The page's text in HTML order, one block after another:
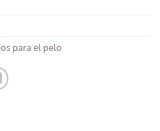
para el pelo